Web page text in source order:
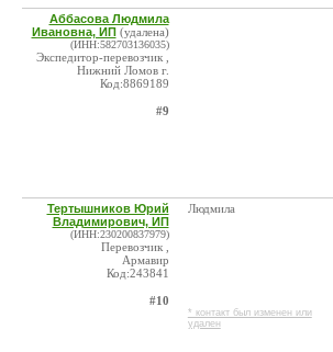
Аббасова Людмила
Ивановна, ИП (удалена)
(ИНН:582703136035)
Экспедитор-перевозчик ,
Нижний Ломов г.
Код:8869189
#9
Тертышников Юрий
Владимирович, ИП
(ИНН:230200837979)
Перевозчик ,
Армавир
Код:243841
#10
Людмила
* контакт был изменен или
удален